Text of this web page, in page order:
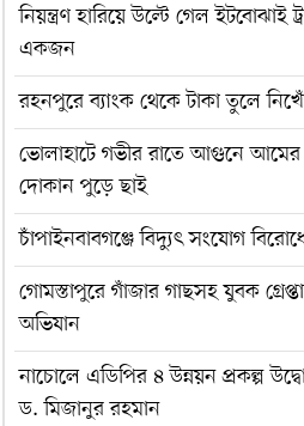
নিয়ন্ত্রণ হারিয়ে উল্টে গেল
একজন
রহনপুরে ব্যাংক থেকে টাকা তুলে
ভোলাহাটে গভীর রাতে আগুনে
দোকান পুড়ে ছাই
চাঁপাইনবাবগঞ্জে বিদ্যুৎ সংযোগ
গোমস্তাপুরে গাঁজার গাছসহ যুবক
অভিযান
নাচোলে এডিপির ৪ উন্নয়ন প্রকল্প
ড. মিজানুর রহমান